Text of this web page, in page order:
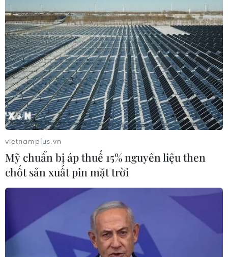
vietnamplus.vn
Mỹ chuẩn bị áp thuế 15% nguyên liệu then
chốt sản xuất pin mặt trời